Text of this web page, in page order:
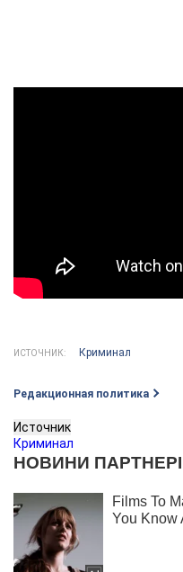
ИСТОЧНИК: Криминал
Редакционная политика
Источник
Криминал